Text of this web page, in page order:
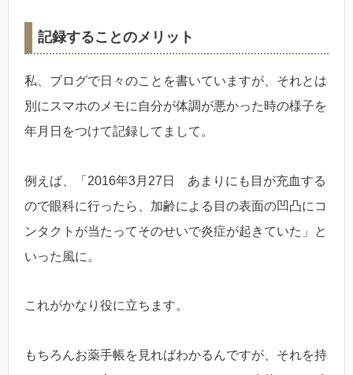
記録することのメリット
私、ブログで日々のことを書いていますが、それとは
別にスマホのメモに自分が体調が悪かった時の様子を
年月日をつけて記録してまして。
例えば、「2016年3月27日 あまりにも目が充血する
ので眼科に行ったら、加齢による目の表面の凹凸にコ
ンタクトが当たってそのせいで炎症が起きていた」と
いった風に。
これがかなり役に立ちます。
もちろんお薬手帳を見ればわかるんですが、それを持